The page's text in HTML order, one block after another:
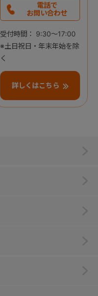
電話で
お問い合わせ
受付時間： 9:30～17:00
※土日祝日・年末年始を除
く
詳しくはこちら